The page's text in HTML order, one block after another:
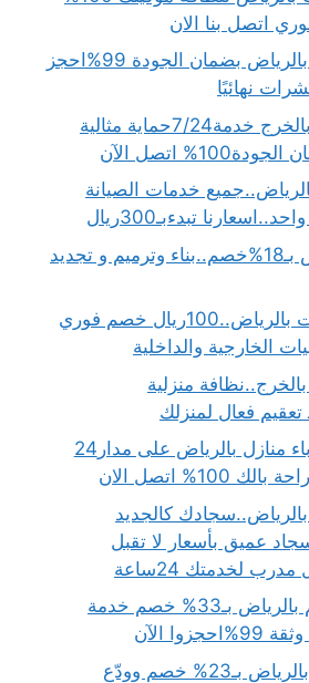
شركة رش حشرات بالرياض بضمان الجودة 99%احجز
نهائيًا
شركة عزل خزانات بالخرج خدمة7/24حماية مثالية
اتصل الآن
خدمات الصيانة
تبدءبـ300ريال
مقاول ملاحق الرياض بـ18%خصم..بناء وترميم و تجديد
شركة تنظيف ارضيات بالرياض..100ريال خصم فوري
الخارجية والداخلية
منزلية
شركة صيانة كهرباء منازل بالرياض على مدار24
اتصل الان
كالجديد
سجاد عميق بأسعار لا تقبل
لخدمتك 24ساعة
شركة تنظيف وتعقيم بالرياض بـ33% خصم خدمة
الآن
شركة ترميم مسابح بالرياض بـ23% خصم وودّع